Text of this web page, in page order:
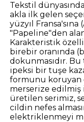
Tekstil dünyasında
akla ilk gelen
yüzyıl Fransa'sına
"Papeline"den
Karakteristik
birebir oranında
dokunmasıdır.
ipeksi bir tuşe
formunu koruyan
merserize
üretilen serimiz,
cildin nefes
elektriklenmeyi